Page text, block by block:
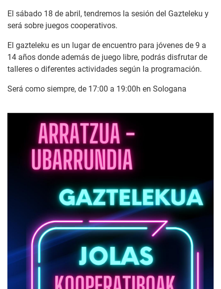
El sábado 18 de abril, tendremos la sesión del Gazteleku y
será sobre juegos cooperativos.
El gazteleku es un lugar de encuentro para jóvenes de 9 a
14 años donde además de juego libre, podrás disfrutar de
talleres o diferentes actividades según la programación.
Será como siempre, de 17:00 a 19:00h en Sologana